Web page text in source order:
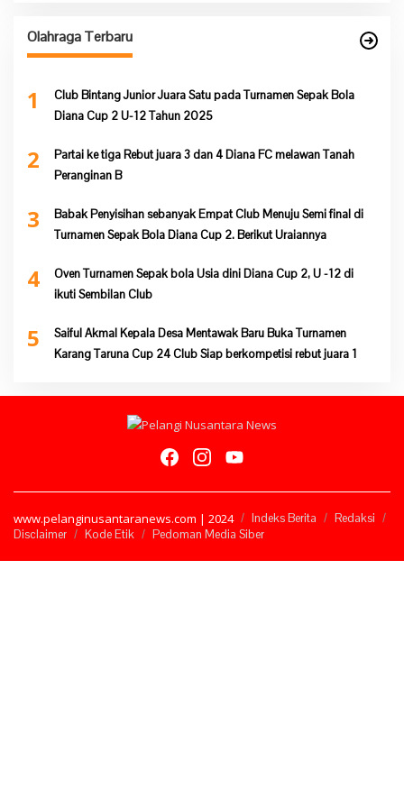
Olahraga Terbaru
1
Club Bintang Junior Juara Satu pada Turnamen Sepak Bola
Diana Cup 2 U-12 Tahun 2025
2
Partai ke tiga Rebut juara 3 dan 4 Diana FC melawan Tanah
Peranginan B
3
Babak Penyisihan sebanyak Empat Club Menuju Semi final di
Turnamen Sepak Bola Diana Cup 2. Berikut Uraiannya
4
Oven Turnamen Sepak bola Usia dini Diana Cup 2, U -12 di
ikuti Sembilan Club
5
Saiful Akmal Kepala Desa Mentawak Baru Buka Turnamen
Karang Taruna Cup 24 Club Siap berkompetisi rebut juara 1
www.pelanginusantaranews.com | 2024 Indeks Berita
Redaksi
Disclaimer
Kode Etik Pedoman Media Siber